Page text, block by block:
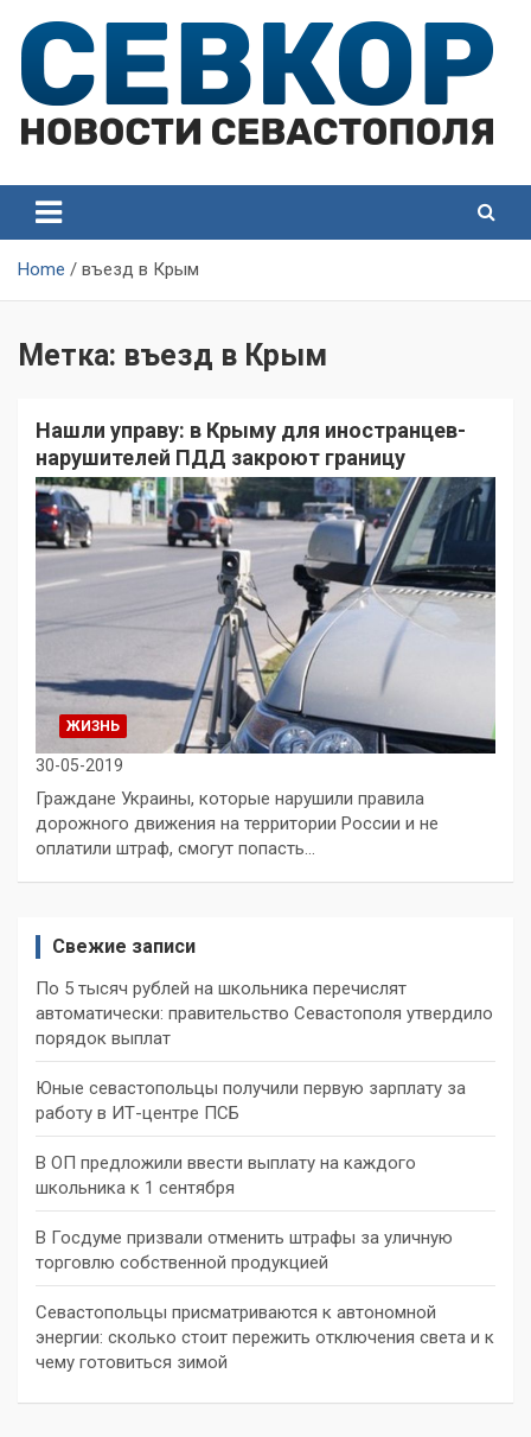
content
Севастополя
Севастополя
Home въезд в Крым
Метка: въезд в Крым
Нашли управу: в Крыму для иностранцев-
нарушителей ПДД закроют границу
ЖИЗНЬ
30-05-2019
Граждане Украины, которые нарушили правила
дорожного движения на территории России и не
оплатили штраф, смогут попасть…
Свежие записи
По 5 тысяч рублей на школьника перечислят
автоматически: правительство Севастополя утвердило
порядок выплат
Юные севастопольцы получили первую зарплату за
работу в ИТ-центре ПСБ
В ОП предложили ввести выплату на каждого
школьника к 1 сентября
В Госдуме призвали отменить штрафы за уличную
торговлю собственной продукцией
Севастопольцы присматриваются к автономной
энергии: сколько стоит пережить отключения света и к
чему готовиться зимой